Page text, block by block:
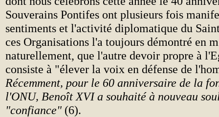
Souverains Pontifes ont plusieurs fois
sentiments et l'activité diplomatique du
ces Organisations l'a toujours démontré en
naturellement, que l'autre devoir propre à
consiste à "élever la voix en défense de
Récemment, pour le 60 anniversaire de la
l'ONU, Benoît XVI a souhaité à nouveau
"confiance" (6).